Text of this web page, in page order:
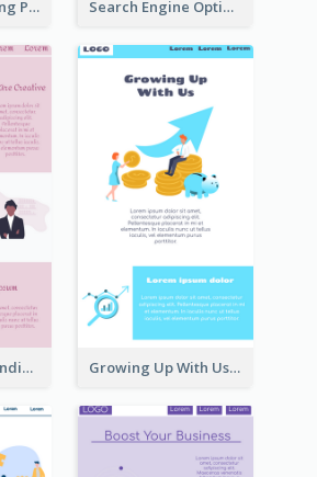
Creativity Landing Page Search Engine Optimization Blue Landing Page
Creative Pink Landing Page Growing Up With Us Landing Page